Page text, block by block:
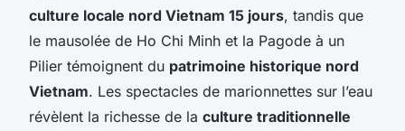
culture locale nord Vietnam 15 jours, tandis que
le mausolée de Ho Chi Minh et la Pagode à un
Pilier témoignent du patrimoine historique nord
Vietnam. Les spectacles de marionnettes sur l’eau
révèlent la richesse de la culture traditionnelle